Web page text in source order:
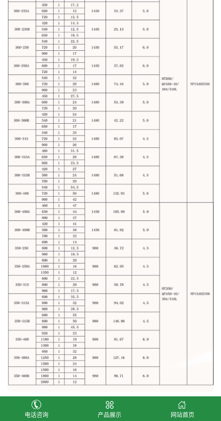
注意：表内气蚀余量仅在380v/50hz时获得，大于
电话咨询 产品展示 网站首页